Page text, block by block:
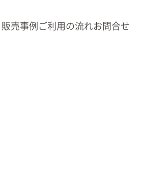
販売事例ご利用の流れお問合せ